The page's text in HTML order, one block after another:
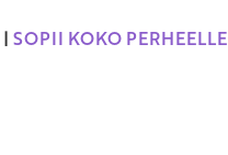
| SOPII KOKO PERHEELLE